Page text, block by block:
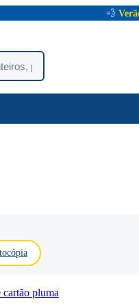
💨
cartão pluma